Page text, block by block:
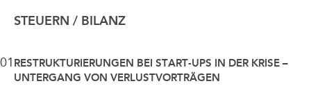
STEUERN / BILANZ
01 RESTRUKTURIERUNGEN BEI START-UPS IN DER KRISE –
UNTERGANG VON VERLUSTVORTRÄGEN